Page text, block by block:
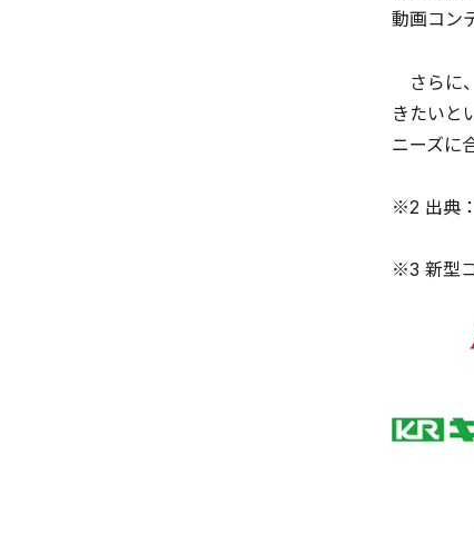
動画コン
さらに
きたいと
ニーズに
※2 出典
※3 新型